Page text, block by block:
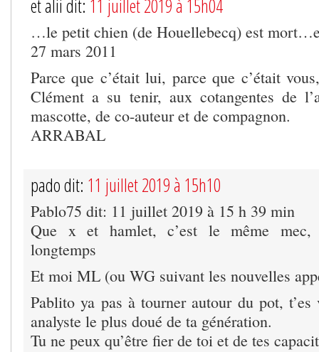
et alii dit: 11 juillet 2019 à 15h04
…le petit chien (de Houellebecq) est
27 mars 2011
Parce que c’était lui, parce que c’était
Clément a su tenir, aux cotangentes de
mascotte, de co-auteur et de compagnon.
ARRABAL
pado dit: 11 juillet 2019 à 15h10
Pablo75 dit: 11 juillet 2019 à 15 h 39 min
Que x et hamlet, c’est le même mec,
longtemps
Et moi ML (ou WG suivant les nouvelles
Pablito ya pas à tourner autour du pot,
analyste le plus doué de ta génération.
Tu ne peux qu’être fier de toi et de tes